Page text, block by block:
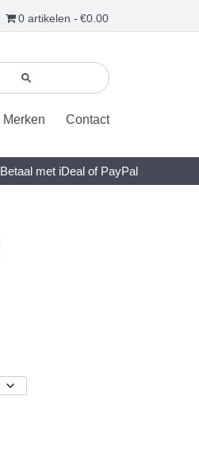
0 artikelen €0.00
Merken Contact
Betaal met iDeal of PayPal